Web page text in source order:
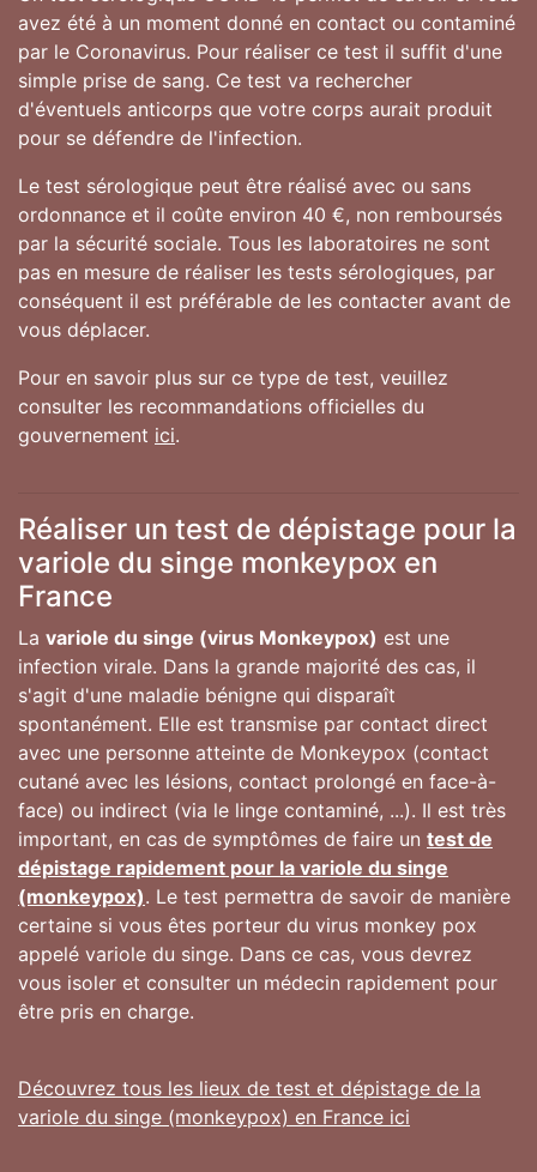
avez été à un moment donné en contact ou contaminé
par le Coronavirus. Pour réaliser ce test il suffit d'une
simple prise de sang. Ce test va rechercher
d'éventuels anticorps que votre corps aurait produit
pour se défendre de l'infection.
Le test sérologique peut être réalisé avec ou sans
ordonnance et il coûte environ 40 €, non remboursés
par la sécurité sociale. Tous les laboratoires ne sont
pas en mesure de réaliser les tests sérologiques, par
conséquent il est préférable de les contacter avant de
vous déplacer.
Pour en savoir plus sur ce type de test, veuillez
consulter les recommandations officielles du
gouvernement ici.
Réaliser un test de dépistage pour la
variole du singe monkeypox en
France
La variole du singe (virus Monkeypox) est une
infection virale. Dans la grande majorité des cas, il
s'agit d'une maladie bénigne qui disparaît
spontanément. Elle est transmise par contact direct
avec une personne atteinte de Monkeypox (contact
cutané avec les lésions, contact prolongé en face-à-
face) ou indirect (via le linge contaminé, ...). Il est très
important, en cas de symptômes de faire un test de
dépistage rapidement pour la variole du singe
(monkeypox). Le test permettra de savoir de manière
certaine si vous êtes porteur du virus monkey pox
appelé variole du singe. Dans ce cas, vous devrez
vous isoler et consulter un médecin rapidement pour
être pris en charge.
Découvrez tous les lieux de test et dépistage de la
variole du singe (monkeypox) en France ici